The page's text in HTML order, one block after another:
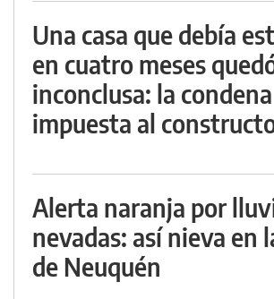
Una casa que debía
en cuatro meses
inconclusa: la condena
impuesta al
Alerta naranja por
nevadas: así nieva en
de Neuquén